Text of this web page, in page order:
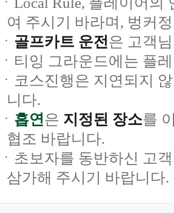
여 주시기 바라며, 벙커
ㆍ 골프카트 운전은 고객
ㆍ티잉 그라운드에는 플
ㆍ코스진행은 지연되지
니다.
ㆍ 흡연은 지정된 장소를
협조 바랍니다.
ㆍ초보자를 동반하신 고
삼가해 주시기 바랍니다.